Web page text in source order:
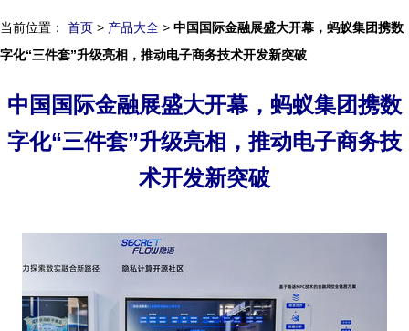
当前位置： 首页 > 产品大全 > 中国国际金融展盛大开幕，蚂蚁集团携数
字化“三件套”升级亮相，推动电子商务技术开发新突破
中国国际金融展盛大开幕，蚂蚁集团携数
字化“三件套”升级亮相，推动电子商务技
术开发新突破